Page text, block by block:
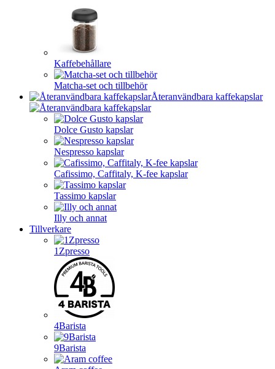
Kaffebehållare
Matcha-set och tillbehör
Återanvändbara kaffekapslar
Dolce Gusto kapslar
Nespresso kapslar
Cafissimo, Caffitaly, K-fee kapslar
Tassimo kapslar
Illy och annat
Tillverkare
1Zpresso
4Barista
9Barista